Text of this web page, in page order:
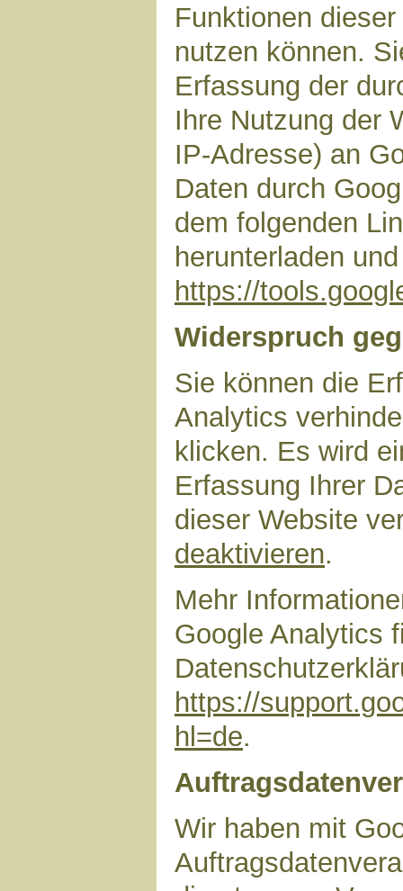
Funktionen
nutzen können.
Erfassung der
Ihre Nutzung der
IP-Adresse) an
Daten durch
dem folgenden
herunterladen
https://
Widerspruch
Sie können die
Analytics
klicken. Es wird
Erfassung Ihrer
dieser Website
deaktivieren.
Mehr
Google Analytics
https://
hl=de.
Wir haben mit